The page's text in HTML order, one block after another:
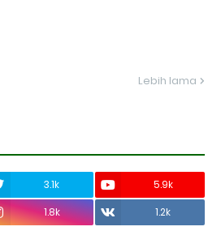
Lebih lama
3.1k
5.9k
1.8k 1.2k